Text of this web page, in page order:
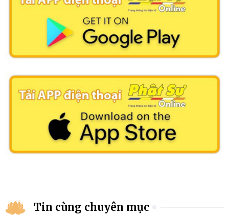
Tin cùng chuyên mục